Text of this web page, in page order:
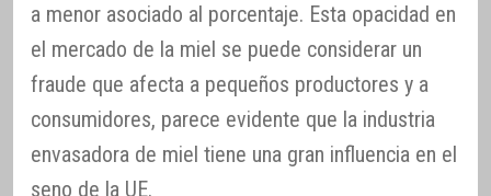
a menor asociado al porcentaje. Esta opacidad en
el mercado de la miel se puede considerar un
fraude que afecta a pequeños productores y a
consumidores, parece evidente que la industria
envasadora de miel tiene una gran influencia en el
seno de la UE.